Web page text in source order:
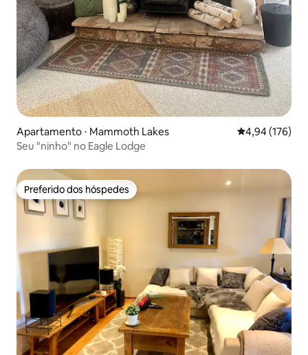
Apartamento ⋅ Mammoth Lakes 4,94 de uma
4,94 (176)
Seu "ninho" no Eagle Lodge
Preferido dos hóspedes
Preferido dos hóspedes